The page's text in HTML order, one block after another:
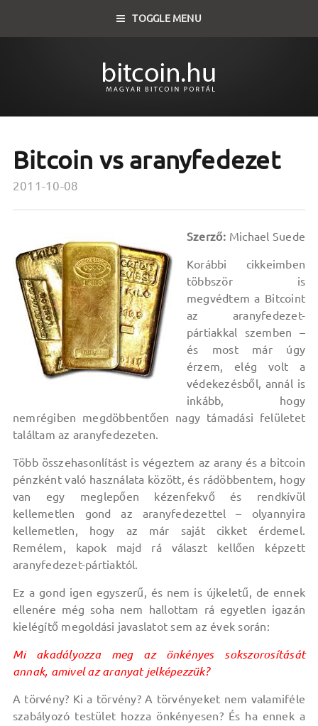
TOGGLE MENU
Bitcoin vs aranyfedezet
2011-10-08
Szerző: Michael Suede
Korábbi cikkeimben
többször is
megvédtem a Bitcoint
az aranyfedezet-
pártiakkal szemben –
és most már úgy
érzem, elég volt a
védekezésből, annál is
inkább, hogy
nemrégiben megdöbbentően nagy támadási felületet
találtam az aranyfedezeten.
Több összehasonlítást is végeztem az arany és a bitcoin
pénzként való használata között, és rádöbbentem, hogy
van egy meglepően kézenfekvő és rendkívül
kellemetlen gond az aranyfedezettel – olyannyira
kellemetlen, hogy az már saját cikket érdemel.
Remélem, kapok majd rá választ kellően képzett
aranyfedezet-pártiaktól.
Ez a gond igen egyszerű, és nem is újkeletű, de ennek
ellenére még soha nem hallottam rá egyetlen igazán
kielégítő megoldási javaslatot sem az évek során:
Mi akadályozza meg az önkényes sokszorosítását
annak, amivel az aranyat jelképezzük?
A törvény? Ki a törvény? A törvényeket nem valamiféle
szabályozó testület hozza önkényesen? És ha ennek a